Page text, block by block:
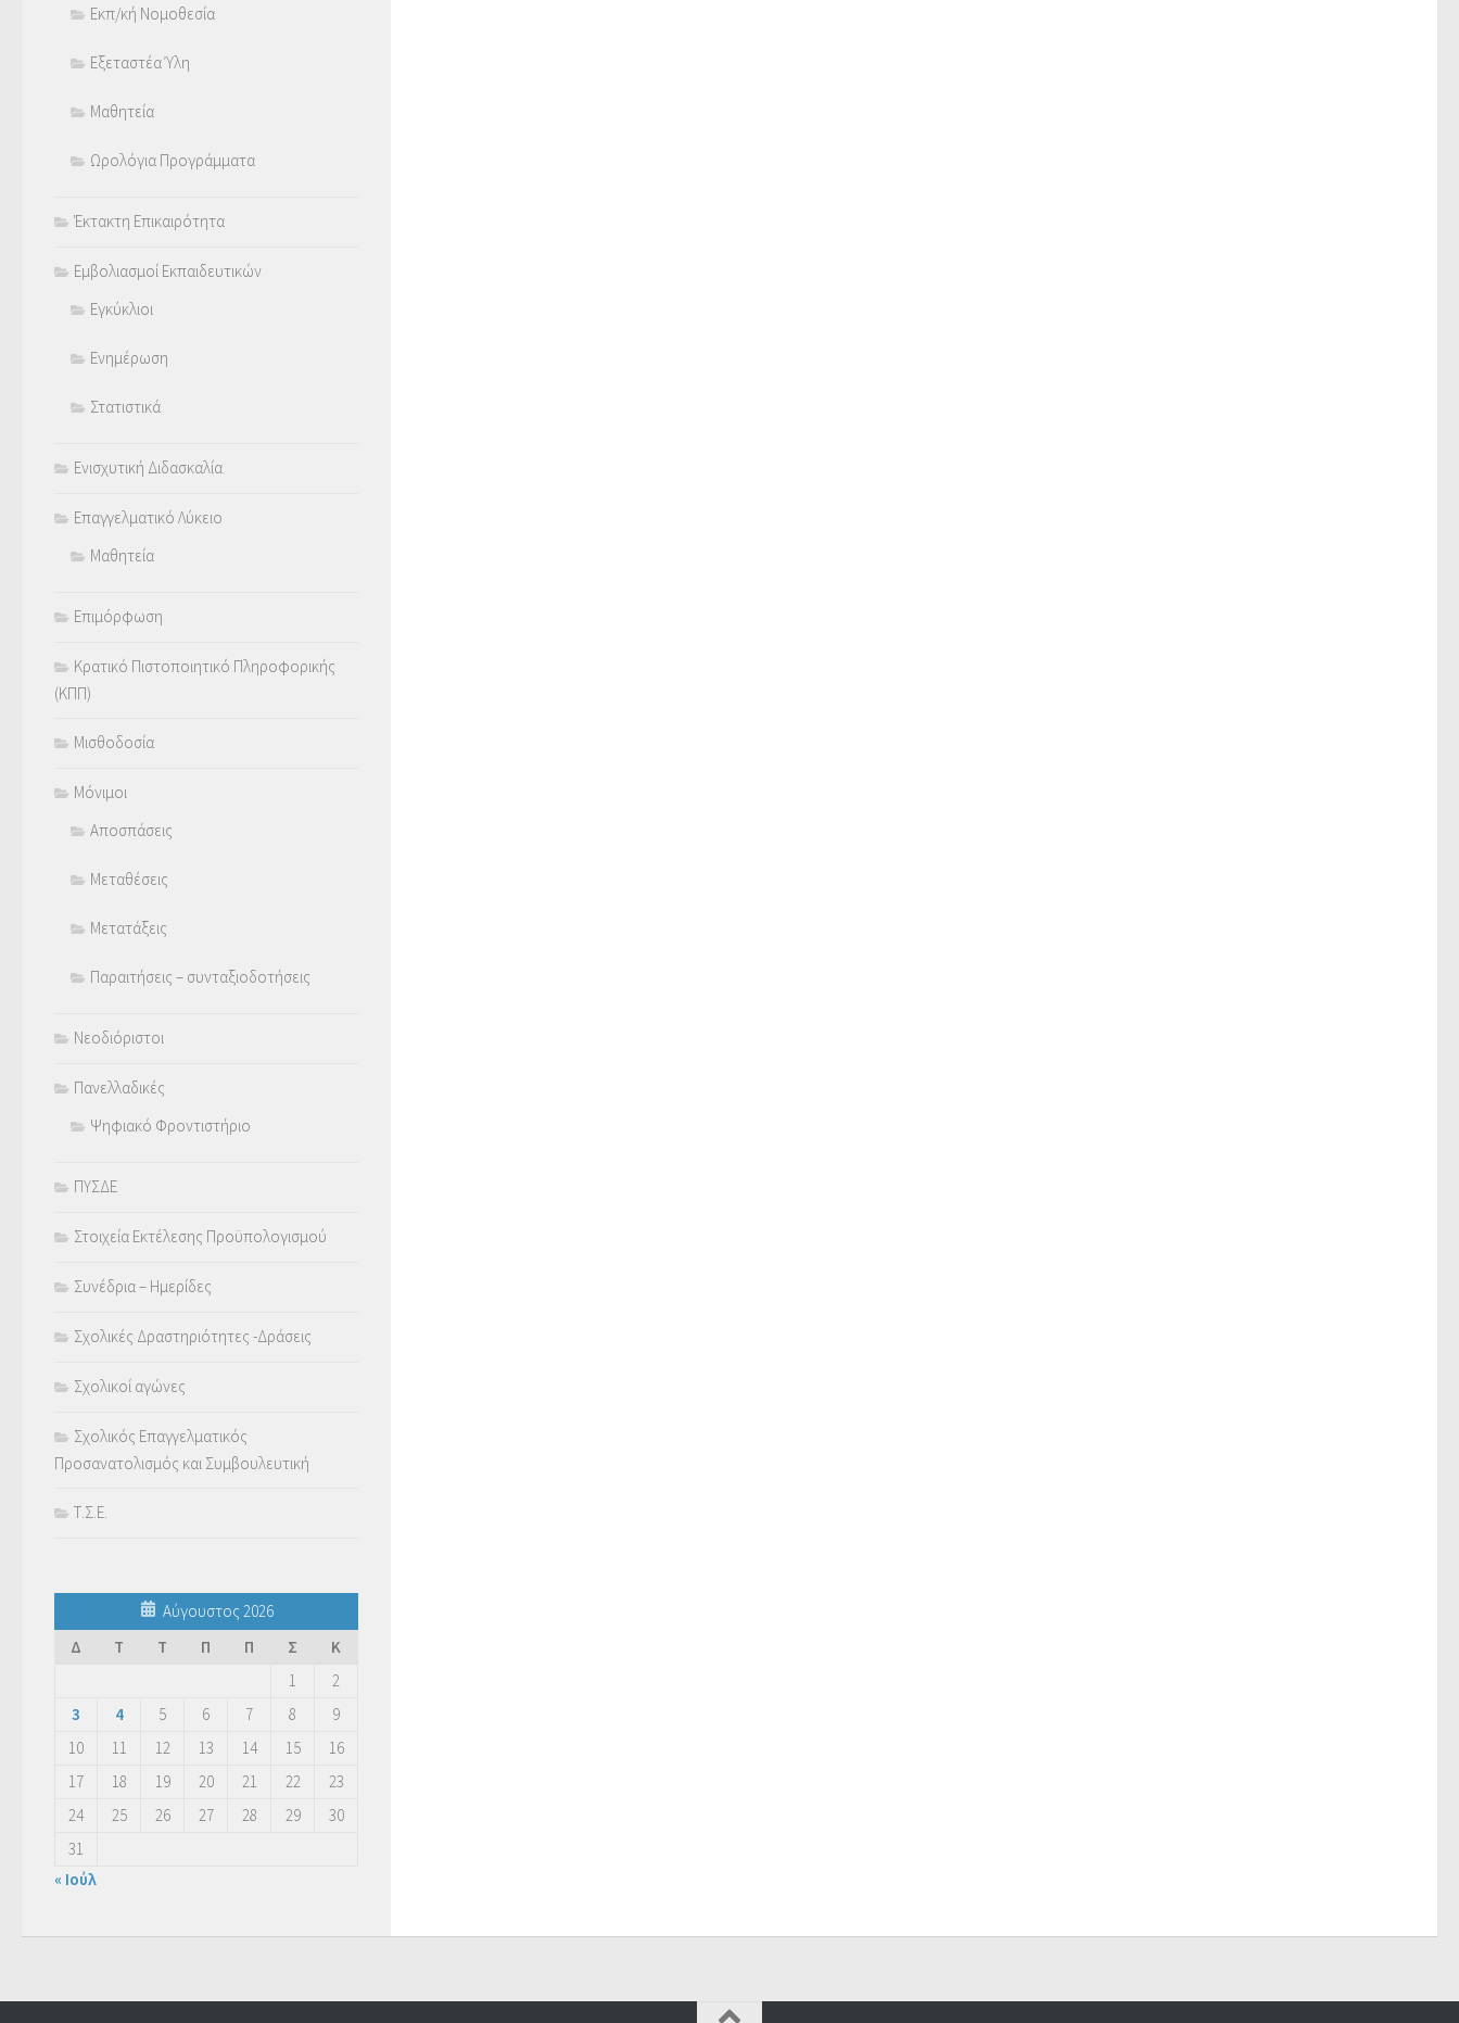
Εκπ/κή Νομοθεσία
Εξεταστέα Ύλη
Μαθητεία
Ωρολόγια Προγράμματα
Έκτακτη Επικαιρότητα
Εμβολιασμοί Εκπαιδευτικών
Εγκύκλιοι
Ενημέρωση
Στατιστικά
Ενισχυτική Διδασκαλία
Επαγγελματικό Λύκειο
Μαθητεία
Επιμόρφωση
Κρατικό Πιστοποιητικό Πληροφορικής
(ΚΠΠ)
Μισθοδοσία
Μόνιμοι
Αποσπάσεις
Μεταθέσεις
Μετατάξεις
Παραιτήσεις – συνταξιοδοτήσεις
Νεοδιόριστοι
Πανελλαδικές
Ψηφιακό Φροντιστήριο
ΠΥΣΔΕ
Στοιχεία Εκτέλεσης Προϋπολογισμού
Συνέδρια – Ημερίδες
Σχολικές Δραστηριότητες -Δράσεις
Σχολικοί αγώνες
Σχολικός Επαγγελματικός
Προσανατολισμός και Συμβουλευτική
Τ.Σ.Ε.
Αύγουστος 2026
Δ
Τ Τ Π Π Σ
Κ
1
2
3
4 5 6 7 8
9
10
11 12 13 14 15
16
17
18 19 20 21 22
23
24
25 26 27 28 29
30
31
« Ιούλ